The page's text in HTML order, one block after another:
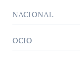
NACIONAL
OCIO